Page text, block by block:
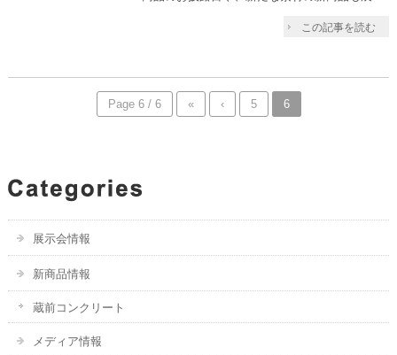
この記事を読む
Page 6 / 6 « ‹ 5 6
展示会情報
新商品情報
蔵前コンクリート
メディア情報